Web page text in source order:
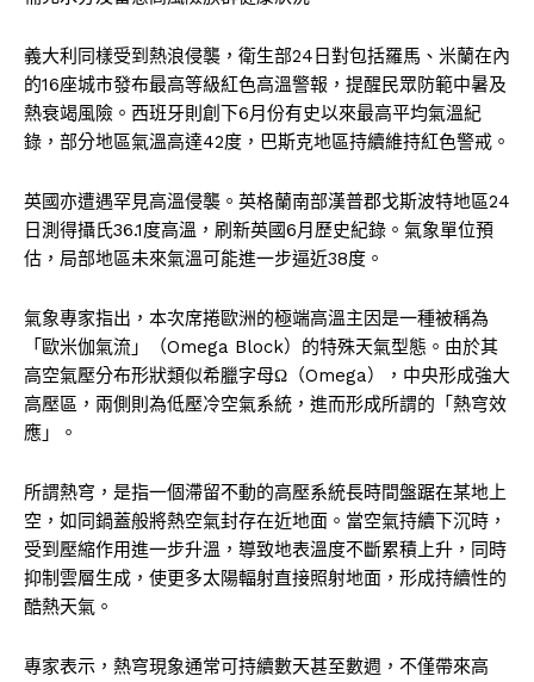
義大利同樣受到熱浪侵襲，衛生部24日對包括羅馬、米蘭在內
的16座城市發布最高等級紅色高溫警報，提醒民眾防範中暑及
熱衰竭風險。西班牙則創下6月份有史以來最高平均氣溫紀
錄，部分地區氣溫高達42度，巴斯克地區持續維持紅色警戒。
英國亦遭遇罕見高溫侵襲。英格蘭南部漢普郡戈斯波特地區24
日測得攝氏36.1度高溫，刷新英國6月歷史紀錄。氣象單位預
估，局部地區未來氣溫可能進一步逼近38度。
氣象專家指出，本次席捲歐洲的極端高溫主因是一種被稱為
「歐米伽氣流」（Omega Block）的特殊天氣型態。由於其
高空氣壓分布形狀類似希臘字母Ω（Omega），中央形成強大
高壓區，兩側則為低壓冷空氣系統，進而形成所謂的「熱穹效
應」。
所謂熱穹，是指一個滯留不動的高壓系統長時間盤踞在某地上
空，如同鍋蓋般將熱空氣封存在近地面。當空氣持續下沉時，
受到壓縮作用進一步升溫，導致地表溫度不斷累積上升，同時
抑制雲層生成，使更多太陽輻射直接照射地面，形成持續性的
酷熱天氣。
專家表示，熱穹現象通常可持續數天甚至數週，不僅帶來高